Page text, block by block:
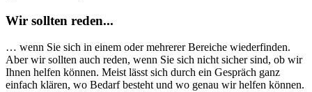
Wir sollten reden...
… wenn Sie sich in einem oder mehrerer Bereiche wiederfinden.
Aber wir sollten auch reden, wenn Sie sich nicht sicher sind, ob wir
Ihnen helfen können. Meist lässt sich durch ein Gespräch ganz
einfach klären, wo Bedarf besteht und wo genau wir helfen können.